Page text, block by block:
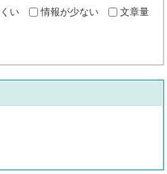
い 情報が少ない
文章量